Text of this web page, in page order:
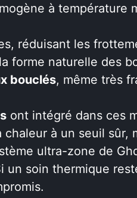
à température
réduisant les
forme naturelle des
bouclés, même très
ont intégré dans ces
à un seuil sûr,
ultra-zone de
un soin thermique